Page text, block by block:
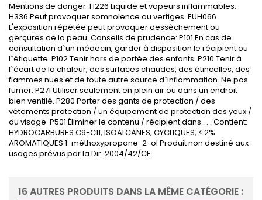
Mentions de danger: H226 Liquide et vapeurs inflammables.
H336 Peut provoquer somnolence ou vertiges. EUH066
L'exposition répétée peut provoquer dessèchement ou
gerçures de la peau. Conseils de prudence: P101 En cas de
consultation d`un médecin, garder à disposition le récipient ou
l`étiquette. P102 Tenir hors de portée des enfants. P210 Tenir à
l`écart de la chaleur, des surfaces chaudes, des étincelles, des
flammes nues et de toute autre source d`inflammation. Ne pas
fumer. P271 Utiliser seulement en plein air ou dans un endroit
bien ventilé. P280 Porter des gants de protection / des
vêtements protection / un équipement de protection des yeux /
du visage. P501 Éliminer le contenu / récipient dans . . . Contient:
HYDROCARBURES C9-C11, ISOALCANES, CYCLIQUES, < 2%
AROMATIQUES 1-méthoxypropane-2-ol Produit non destiné aux
usages prévus par la Dir. 2004/42/CE.
16 AUTRES PRODUITS DANS LA MÊME CATÉGORIE :